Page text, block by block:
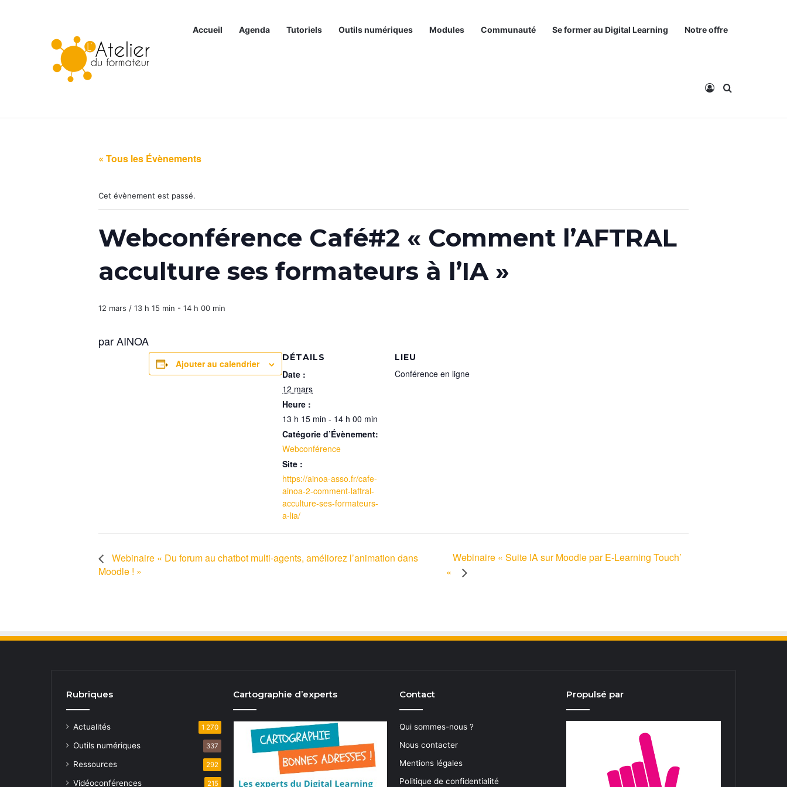
Accueil Agenda Tutoriels Outils numériques Modules Communauté Se former au Digital Learning Notre offre
Connexion
Rechercher
« Tous les Évènements
Cet évènement est passé.
Webconférence Café#2 « Comment l’AFTRAL
acculture ses formateurs à l’IA »
12 mars / 13 h 15 min - 14 h 00 min
par AINOA
Ajouter au calendrier
DÉTAILS
Date :
12 mars
Heure :
13 h 15 min - 14 h 00 min
Catégorie d’Évènement:
Webconférence
Site :
https://ainoa-asso.fr/cafe-
ainoa-2-comment-laftral-
acculture-ses-formateurs-
a-lia/
LIEU
Conférence en ligne
Webinaire « Du forum au chatbot multi-agents, améliorez l’animation dans
Moodle ! »
Webinaire « Suite IA sur Moodle par E-Learning Touch’
«
Rubriques
Actualités 1 270
Outils numériques 337
Ressources 292
Vidéoconférences 215
Cartographie d’experts Contact
Qui sommes-nous ?
Nous contacter
Mentions légales
Politique de confidentialité
Propulsé par